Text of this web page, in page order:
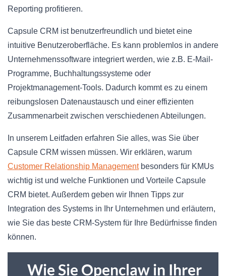
Reporting profitieren.
Capsule CRM ist benutzerfreundlich und bietet eine
intuitive Benutzeroberfläche. Es kann problemlos in andere
Unternehmenssoftware integriert werden, wie z.B. E-Mail-
Programme, Buchhaltungssysteme oder
Projektmanagement-Tools. Dadurch kommt es zu einem
reibungslosen Datenaustausch und einer effizienten
Zusammenarbeit zwischen verschiedenen Abteilungen.
In unserem Leitfaden erfahren Sie alles, was Sie über
Capsule CRM wissen müssen. Wir erklären, warum
Customer Relationship Managementbesonders für KMUs
wichtig ist und welche Funktionen und Vorteile Capsule
CRM bietet. Außerdem geben wir Ihnen Tipps zur
Integration des Systems in Ihr Unternehmen und erläutern,
wie Sie das beste CRM-System für Ihre Bedürfnisse finden
können.